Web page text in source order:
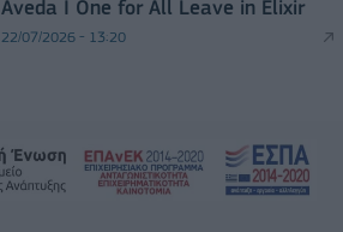
Aveda I One for All Leave in Elixir
22/07/2026 - 13:20